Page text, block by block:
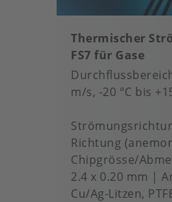
Thermischer
FS7 für Gase
m/s, -20 °C bis
Richtung
Chipgrösse/
2.4 x 0.20 mm
Cu/Ag-Litzen,